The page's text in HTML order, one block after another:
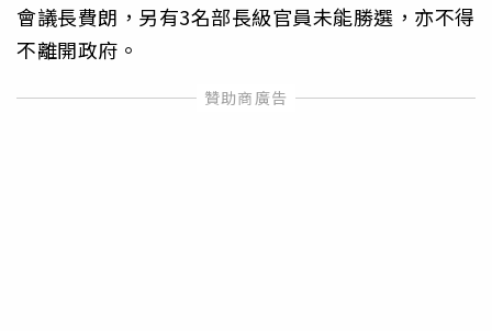
會議長費朗，另有3名部長級官員未能勝選，亦不得
不離開政府。